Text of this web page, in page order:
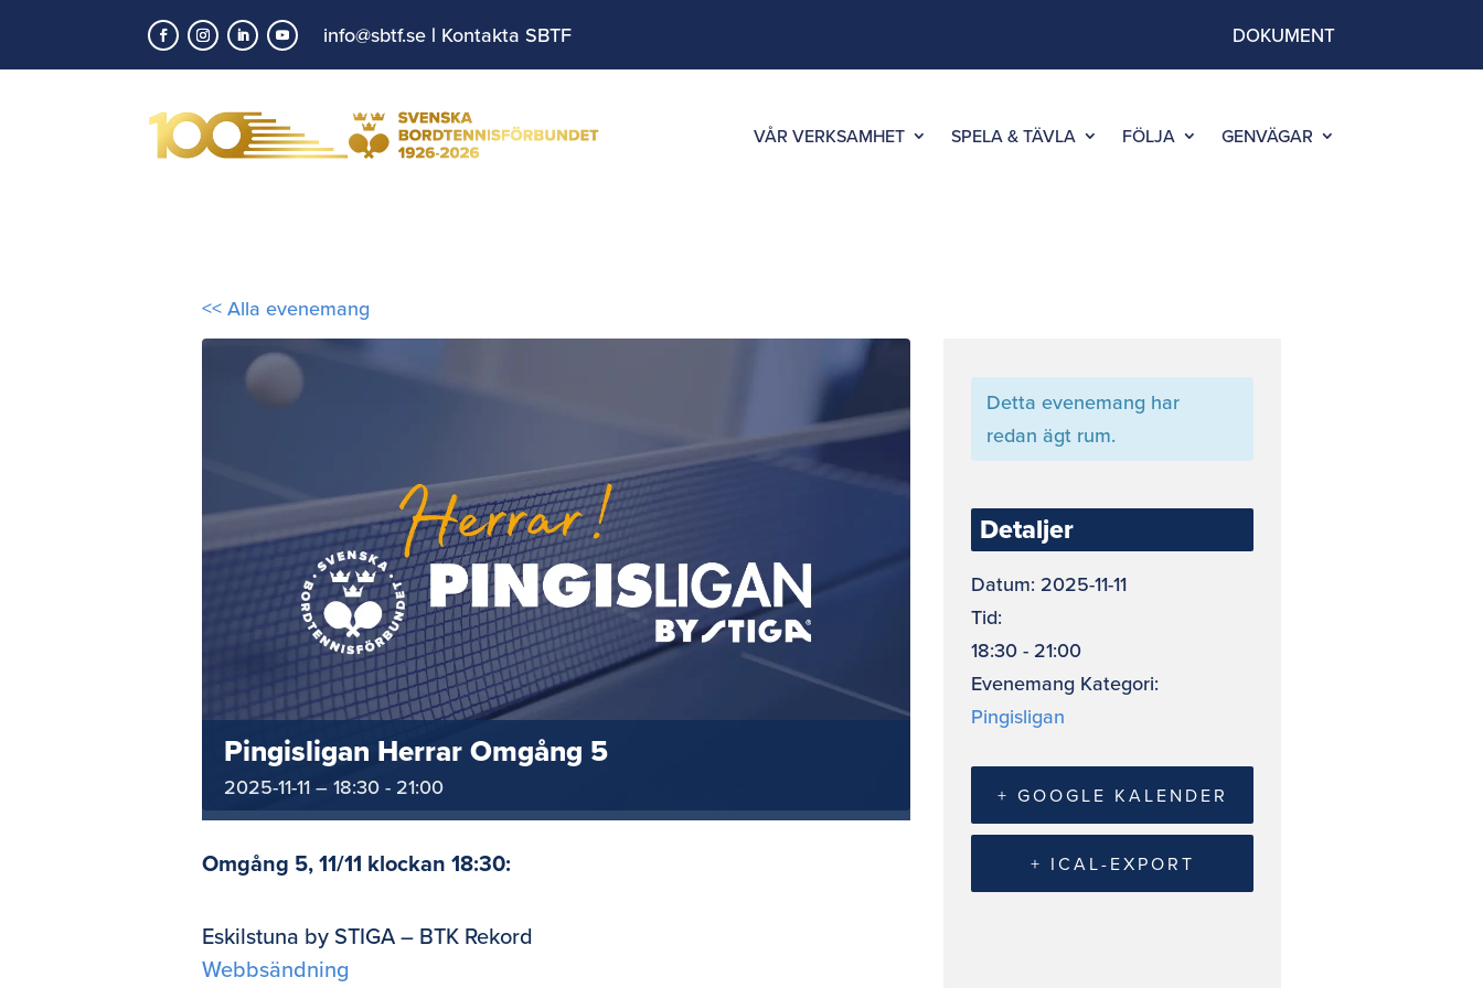
info@sbtf.se | Kontakta SBTF DOKUMENT
VÅR VERKSAMHET SPELA & TÄVLA FÖLJA GENVÄGAR
<< Alla evenemang
Pingisligan Herrar Omgång 5
2025-11-11 – 18:30 - 21:00
Omgång 5, 11/11 klockan 18:30:
Eskilstuna by STIGA – BTK Rekord
Webbsändning
Detta evenemang har
redan ägt rum.
Detaljer
Datum: 2025-11-11
Tid:
18:30 - 21:00
Evenemang Kategori:
Pingisligan
+ GOOGLE KALENDER
+ ICAL-EXPORT